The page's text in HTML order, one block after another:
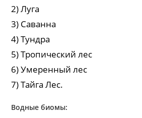
2) Луга
3) Саванна
4) Тундра
5) Тропический лес
6) Умеренный лес
7) Тайга Лес.
Водные биомы: